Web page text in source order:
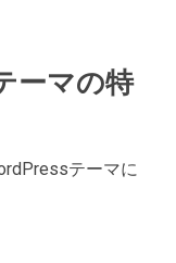
ーマの特
テーマに